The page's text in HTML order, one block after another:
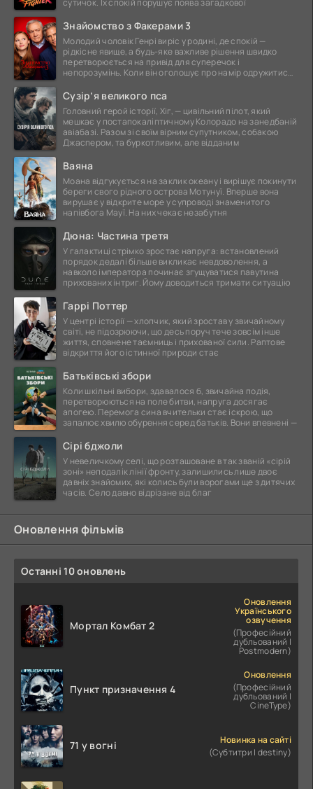
Знайомство з Факерами 3
Молодий чоловік Генрі виріс у родині, де спокій —
рідкісне явище, а будь-яке важливе рішення швидко
перетворюється на привід для суперечок і
непорозумінь. Коли він оголошує про намір одружитися,
Сузір’я великого пса
Головний герой історії, Хіг, — цивільний пілот, який
мешкає у постапокаліптичному Колорадо на занедбаній
авіабазі. Разом зі своїм вірним супутником, собакою
Джаспером, та буркотливим, але відданим
Ваяна
Моана відгукується на заклик океану і вирішує покинути
береги свого рідного острова Мотунуї. Вперше вона
вирушає у відкрите море у супроводі знаменитого
напівбога Мауї. На них чекає незабутня
Дюна: Частина третя
У галактиці стрімко зростає напруга: встановлений
порядок дедалі більше викликає невдоволення, а
навколо імператора починає згущуватися павутина
прихованих інтриг. Йому доводиться тримати ситуацію
Гаррі Поттер
У центрі історії — хлопчик, який зростав у звичайному
світі, не підозрюючи, що десь поруч тече зовсім інше
життя, сповнене таємниць і прихованої сили. Раптове
відкриття його істинної природи стає
Батьківські збори
Коли шкільні вибори, здавалося б, звичайна подія,
перетворюються на поле битви, напруга досягає
апогею. Перемога сина вчительки стає іскрою, що
запалює хвилю обурення серед батьків. Вони впевнені —
Сірі бджоли
У невеличкому селі, що розташоване в так званій «сірій
зоні» неподалік лінії фронту, залишились лише двоє
давніх знайомих, які колись були ворогами ще з дитячих
часів. Село давно відрізане від благ
Оновлення фільмів
Останні 10 оновлень
Мортал Комбат 2
Оновлення
Українського
озвучення
(Професійний
дубльований |
Postmodern)
Пункт призначення 4
Оновлення
(Професійний
дубльований |
CineType)
71 у вогні
Новинка на сайті
(Субтитри | destiny)